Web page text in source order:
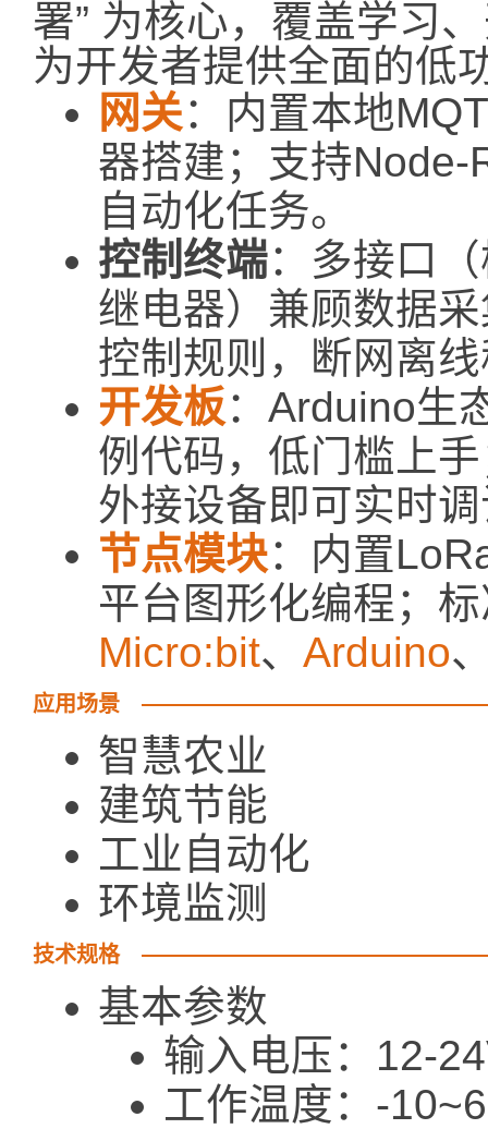
署” 为核心，覆盖学习
为开发者提供全面的低
网关：内置本地
器搭建；支持Node-
自动化任务。
控制终端：多接口
继电器）兼顾数据
控制规则，断网离
开发板：Arduino生
例代码，低门槛上
外接设备即可实时
节点模块：内置
平台图形化编程；
Micro:bit、 Arduino
应用场景
智慧农业
建筑节能
工业自动化
环境监测
技术规格
基本参数
输入电压：12-
工作温度：-